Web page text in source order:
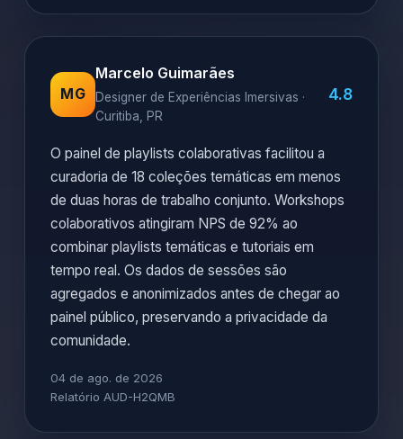
MG
Marcelo Guimarães
Designer de Experiências Imersivas ·
Curitiba, PR
4.8
O painel de playlists colaborativas facilitou a
curadoria de 18 coleções temáticas em menos
de duas horas de trabalho conjunto. Workshops
colaborativos atingiram NPS de 92% ao
combinar playlists temáticas e tutoriais em
tempo real. Os dados de sessões são
agregados e anonimizados antes de chegar ao
painel público, preservando a privacidade da
comunidade.
04 de ago. de 2026
Relatório AUD-H2QMB